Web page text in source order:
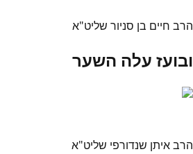
הרב חיים בן סניור שליט"א
ובועז עלה השער
הרב איתן שנדורפי שליט"א